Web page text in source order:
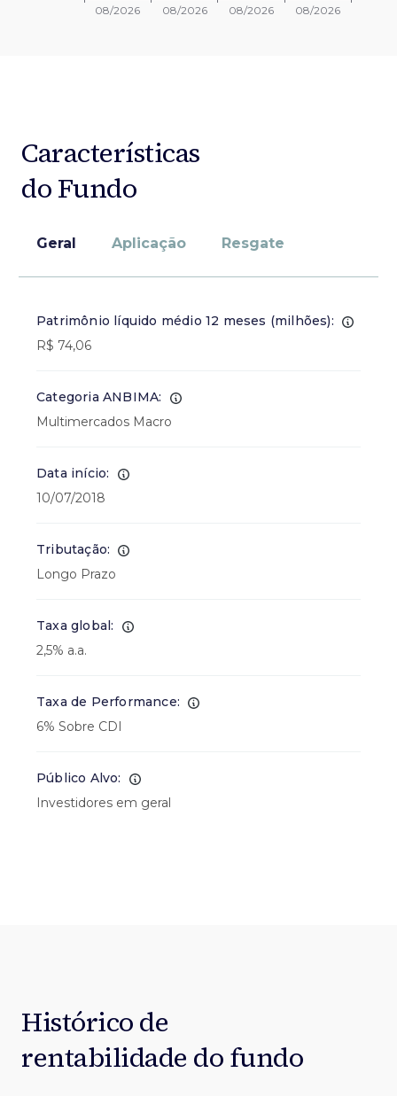
Características
do Fundo
Geral Aplicação Resgate
Patrimônio líquido médio 12 meses (milhões):
R$ 74,06
Categoria ANBIMA:
Multimercados Macro
Data início:
10/07/2018
Tributação:
Longo Prazo
Taxa global:
2,5% a.a.
Taxa de Performance:
6% Sobre CDI
Público Alvo:
Investidores em geral
Histórico de
rentabilidade do fundo